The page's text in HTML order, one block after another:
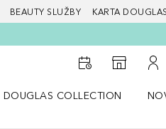
BEAUTY SLUŽBY KARTA DOUGLAS
K K
DOUGLAS COLLECTION